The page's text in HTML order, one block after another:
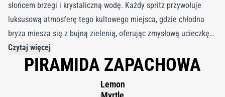
słońcem brzegi i krystaliczną wodę. Każdy spritz przywołuje
luksusową atmosferę tego kultowego miejsca, gdzie chłodna
bryza miesza się z bujną zielenią, oferując zmysłową ucieczkę
do śródziemnomorskiego bogactwa. Ten zapach na nowo
definiuje klasyczną wodę kolońską dzięki wyrafinowanej
bursztynowej bazy. Początek olśniewa jasnymi nutami
Czytaj więcej
PIRAMIDA ZAPACHOWA
Lemon